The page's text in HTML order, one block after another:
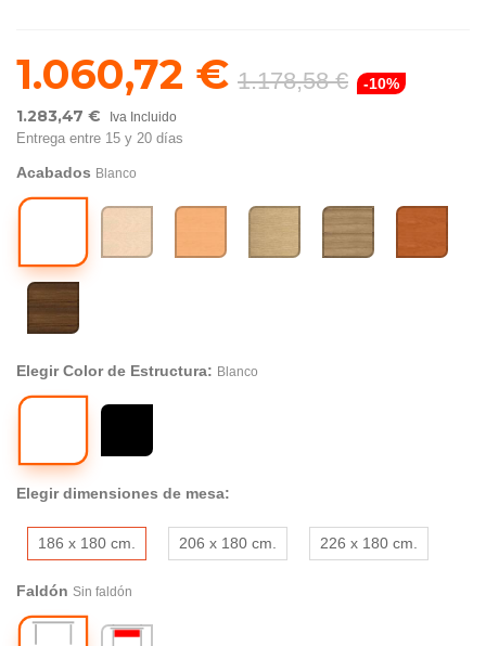
1.060,72 € 1.178,58 € -10%
1.283,47 € Iva Incluido
Entrega entre 15 y 20 días
Acabados Blanco
Roble
Rústico
Nogal
Victoria
Elegir Color de Estructura: Blanco
Elegir dimensiones de mesa:
186 x 180 cm. 206 x 180 cm. 226 x 180 cm.
Faldón Sin faldón
Madera